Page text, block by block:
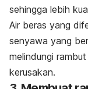
sehingga lebih
Air beras yang
senyawa yang
melindungi
kerusakan.